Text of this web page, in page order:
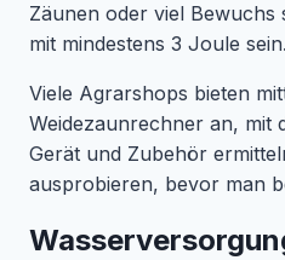
Zäunen oder viel Bewuchs
mit mindestens 3 Joule sein.
Viele Agrarshops bieten
Weidezaunrechner an, mit
Gerät und Zubehör
ausprobieren, bevor man